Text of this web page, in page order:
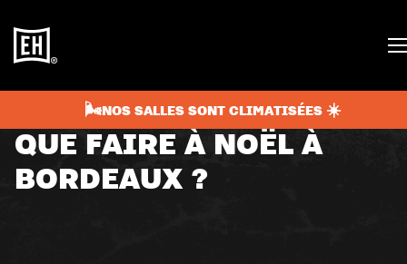
🌬️NOS SALLES SONT CLIMATISÉES ☀️
QUE FAIRE À NOËL À
BORDEAUX ?